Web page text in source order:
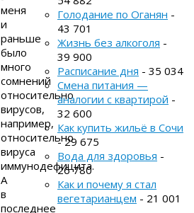
меня
и
раньше
было
много
сомнений
относительно
вирусов,
например,
относительно
вируса
иммунодефицита.
А
в
последнее
Голодание по Оганян -
43 701
Жизнь без алкоголя -
39 900
Расписание дня - 35 034
Смена питания —
аналогии с квартирой -
32 600
Как купить жильё в Сочи
- 29 675
Вода для здоровья -
26 780
Как и почему я стал
вегетарианцем - 21 001